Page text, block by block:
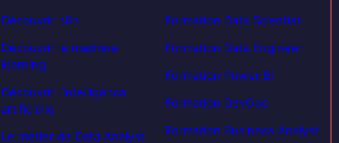
Découvrir n8n
Découvrir le machine
learning
Découvrir l’intelligence
artificielle
Le métier de Data Analyst
Formation Data Scientist
Formation Data Engineer
Formation Power BI
Formation DevOps
Formation Business Analyst